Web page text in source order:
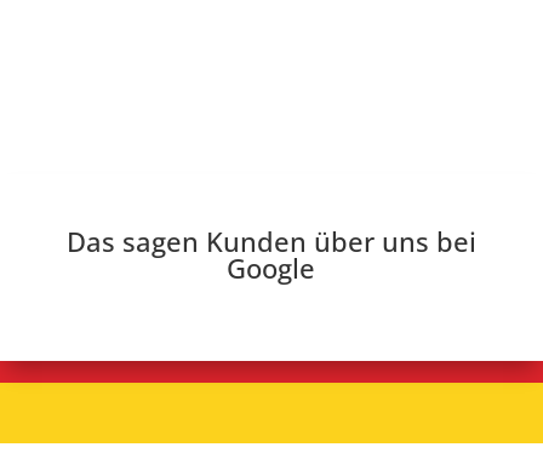
Das sagen Kunden über uns bei
Google